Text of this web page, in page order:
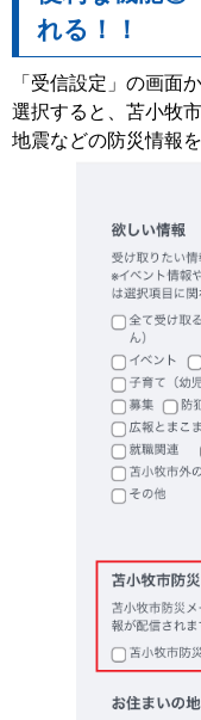
れる！！
「受信設定」の画面
選択すると、苫小牧
地震などの防災情報